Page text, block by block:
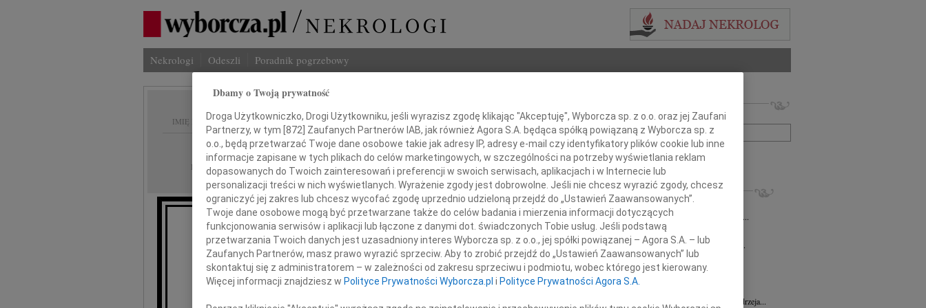
Nekrologi Odeszli Poradnik pogrzebowy
IMIĘ I NAZWISKO:
REGION: Radom
DATA EMISJI: 16.09.2009
Odejść od świata - zanurzyć się w Bogu
(ks. Jan Twardowski)
Drogiej Koleżance
Imię i nazwisko lub numer ogłoszenia:
+ szukanie zaawansowane
INNE NEKROLOGI
Stanisław Kowalski06.11.2024
Z ogromnym smutkiem żegnamy Stanisława...
28.10.2022Radom
Sędzi Beacie Zielińskiej wyrazy głębokiego...
Janina Kwapisiewicz 05.08.2022
W sierpniu mija kolejna rocznica śmierci...
Andrzej Leśniewski
Pogrążeni w głębokim smutku żegnamy Andrzeja...
Dbamy o Twoją prywatność
Droga Użytkowniczko, Drogi Użytkowniku, jeśli wyrazisz zgodę klikając "Akceptuję", Wyborcza sp. z o.o. oraz jej Zaufani
Partnerzy, w tym [ 872 ] Zaufanych Partnerów IAB, jak również Agora S.A. będąca spółką powiązaną z Wyborcza sp. z
o.o., będą przetwarzać Twoje dane osobowe takie jak adresy IP, adresy e-mail czy identyfikatory plików cookie lub inne
informacje zapisane w tych plikach do celów marketingowych, w szczególności na potrzeby wyświetlania reklam
dopasowanych do Twoich zainteresowań i preferencji w swoich serwisach, aplikacjach i w Internecie lub
personalizacji treści w nich wyświetlanych. Wyrażenie zgody jest dobrowolne. Jeśli nie chcesz wyrazić zgody, chcesz
ograniczyć jej zakres lub chcesz wycofać zgodę uprzednio udzieloną przejdź do „Ustawień Zaawansowanych”.
Twoje dane osobowe mogą być przetwarzane także do celów badania i mierzenia informacji dotyczących
funkcjonowania serwisów i aplikacji lub łączone z danymi dot. świadczonych Tobie usług. Jeśli podstawą
przetwarzania Twoich danych jest uzasadniony interes Wyborcza sp. z o.o., jej spółki powiązanej – Agora S.A. – lub
Zaufanych Partnerów, masz prawo wyrazić sprzeciw. Aby to zrobić przejdź do „Ustawień Zaawansowanych” lub
skontaktuj się z administratorem – w zależności od zakresu sprzeciwu i podmiotu, wobec którego jest kierowany.
Więcej informacji znajdziesz w Polityce Prywatności Wyborcza.pl i Polityce Prywatności Agora S.A.